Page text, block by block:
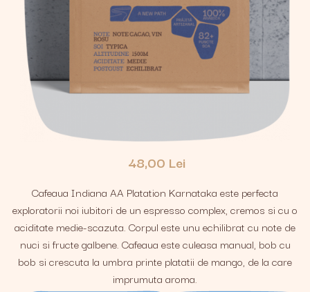
48,00 Lei
Cafeaua Indiana AA Platation Karnataka este perfecta
exploratorii noi iubitori de un espresso complex, cremos si cu o
aciditate medie-scazuta. Corpul este unu echilibrat cu note de
nuci si fructe galbene. Cafeaua este culeasa manual, bob cu
bob si crescuta la umbra printe platatii de mango, de la care
imprumuta aroma.